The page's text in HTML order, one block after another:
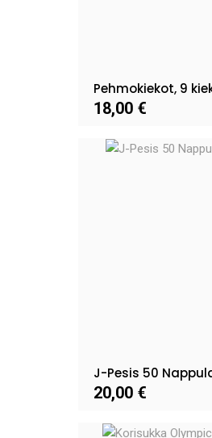
Pehmokiekot, 9
18,00 €
J-Pesis 50
20,00 €